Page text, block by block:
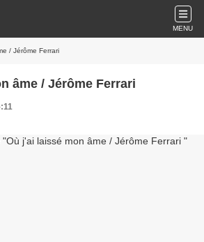
MENU
/ Jérôme Ferrari
âme / Jérôme Ferrari